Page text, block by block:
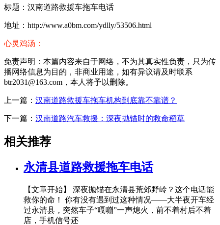
标题：汉南道路救援车拖车电话
地址：http://www.a0bm.com/ydlly/53506.html
心灵鸡汤：
免责声明：本篇内容来自于网络，不为其真实性负责，只为传
播网络信息为目的，非商业用途，如有异议请及时联系
btr2031@163.com，本人将予以删除。
上一篇： 汉南道路救援车拖车机构到底靠不靠谱？
下一篇： 汉南道路汽车救援：深夜抛锚时的救命稻草
相关推荐
永清县道路救援拖车电话
【文章开始】 深夜抛锚在永清县荒郊野岭？这个电话能
救你的命！ 你有没有遇到过这种情况——大半夜开车经
过永清县，突然车子“嘎嘣”一声熄火，前不着村后不着
店，手机信号还